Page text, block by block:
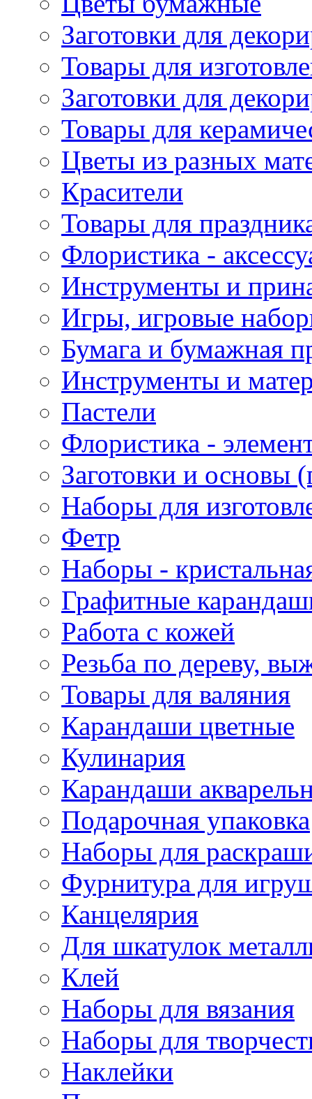
Заготовки для
Товары для
Заготовки для
Товары для
Цветы из разных
Красители
Товары для
Флористика -
Инструменты и
Игры, игровые
Бумага и бумажная
Инструменты и
Пастели
Флористика -
Заготовки и основы
Наборы для
Фетр
Наборы -
Графитные
Работа с кожей
Резьба по дереву,
Товары для валяния
Карандаши цветные
Кулинария
Карандаши
Подарочная упаковка
Наборы для
Фурнитура для
Канцелярия
Для шкатулок
Клей
Наборы для вязания
Наборы для
Наклейки